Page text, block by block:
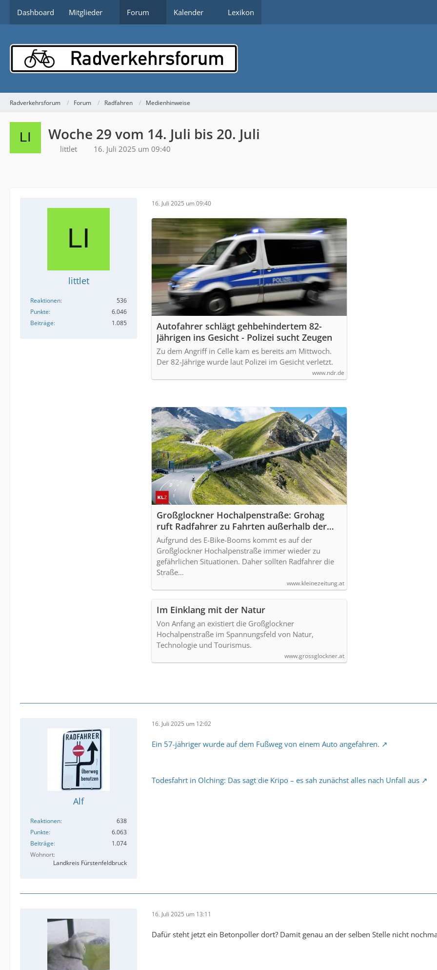
Dashboard Mitglieder Forum Kalender Lexikon
Radverkehrsforum Forum Radfahren Medienhinweise
Woche 29 vom 14. Juli bis 20. Juli
littlet 16. Juli 2025 um 09:40
littlet
Reaktionen
536
Punkte
6.046
Beiträge
1.085
16. Juli 2025 um 09:40
Autofahrer schlägt gehbehindertem 82-
Jährigen ins Gesicht - Polizei sucht Zeugen
Zu dem Angriff in Celle kam es bereits am Mittwoch.
Der 82-Jährige wurde laut Polizei im Gesicht verletzt.
www.ndr.de
Großglockner Hochalpenstraße: Grohag
ruft Radfahrer zu Fahrten außerhalb der
Hauptverkehrszeiten auf
Aufgrund des E-Bike-Booms kommt es auf der
Großglockner Hochalpenstraße immer wieder zu
gefährlichen Situationen. Daher sollten Radfahrer die
Straße…
www.kleinezeitung.at
Im Einklang mit der Natur
Von Anfang an existiert die Großglockner
Hochalpenstraße im Spannungsfeld von Natur,
Technologie und Tourismus.
www.grossglockner.at
Alf
Reaktionen
638
Punkte
6.063
Beiträge
1.074
Wohnort
Landkreis Fürstenfeldbruck
16. Juli 2025 um 12:02
Ein 57-jähriger wurde auf dem Fußweg von einem Auto angefahren.
Todesfahrt in Olching: Das sagt die Kripo – es sah zunächst alles nach Unfall aus
16. Juli 2025 um 13:11
Dafür steht jetzt ein Betonpoller dort? Damit genau an der selben Stelle nicht